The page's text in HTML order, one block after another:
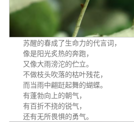
苏醒的春成了生命力的代言词，
像是阳光炙热的奔跑，
又像大雨滂沱的伫立。
不做枝头吹落的枯叶残花，
而当雨中翩跹起舞的蝴蝶。
有蓬勃向上的朝气，
有百折不挠的锐气，
还有无所畏惧的勇气。